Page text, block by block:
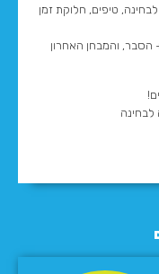
טיפים, חלוקת זמן
הסבר, והמבחן האחרון